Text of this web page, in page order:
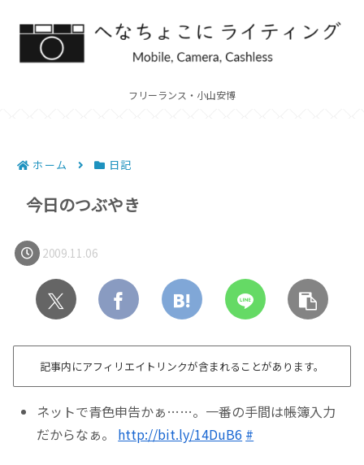
フリーランス・小山安博
ホーム 日記
今日のつぶやき
2009.11.06
記事内にアフィリエイトリンクが含まれることがあります。
ネットで青色申告かぁ……。一番の手間は帳簿入力
だからなぁ。 http://bit.ly/14DuB6 #